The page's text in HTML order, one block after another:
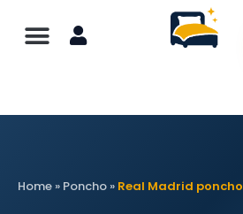
Home » Poncho » Real Madrid poncho